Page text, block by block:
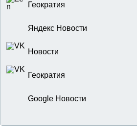
Геократия
Яндекс Новости
Новости
Геократия
Google Новости